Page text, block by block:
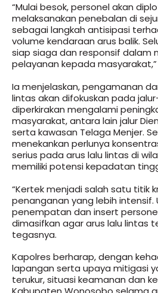
“Mulai besok, personel akan
melaksanakan penebalan di
sebagai langkah antisipasi
volume kendaraan arus balik.
siap siaga dan responsif dalam
pelayanan kepada masyarakat,”
Ia menjelaskan, pengamanan
lintas akan difokuskan pada
diperkirakan mengalami
masyarakat, antara lain jalur
serta kawasan Telaga Menjer.
menekankan perlunya
serius pada arus lalu lintas di
memiliki potensi kepadatan
“Kertek menjadi salah satu titik
penanganan yang lebih intensif.
penempatan dan insert
dimasifkan agar arus lalu lintas
tegasnya.
Kapolres berharap, dengan
lapangan serta upaya mitigasi
terukur, situasi keamanan dan